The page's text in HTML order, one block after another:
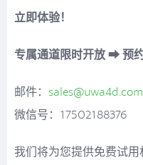
立即体验！
专属通道限时开放 ➡ 预
邮件： sales@uwa4d.com
微信号：17502188376
我们将为您提供免费试